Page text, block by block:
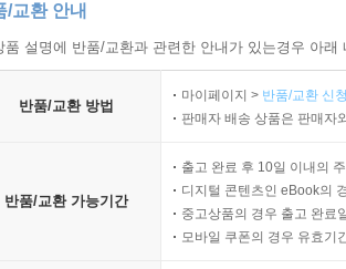
/교환 안내
설명에 반품/교환과 관련한 안내가 있는경우 아
반품/교환 방법
마이페이지 > 반품/교환 신
판매자 배송 상품은 판매자
반품/교환 가능기간
출고 완료 후 10일 이내의
디지털 콘텐츠인 eBook의
중고상품의 경우 출고 완료
모바일 쿠폰의 경우 유효기